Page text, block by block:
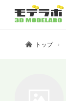
トップ